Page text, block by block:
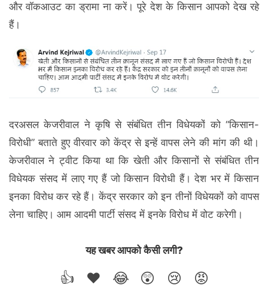
और वॉकआउट का ड्रामा ना करें। पूरे देश के किसान आपको देख रहे
हैं।
दरअसल केजरीवाल ने कृषि से संबंधित तीन विधेयकों को ‘‘किसान-
विरोधी” बताते हुए वीरवार को केंद्र से इन्हें वापस लेने की मांग की थी।
केजरीवाल ने ट्वीट किया था कि खेती और किसानों से संबंधित तीन
विधेयक संसद में लाए गए हैं जो किसान विरोधी हैं। देश भर में किसान
इनका विरोध कर रहे हैं। केंद्र सरकार को इन तीनों विधेयकों को वापस
लेना चाहिए। आम आदमी पार्टी संसद में इनके विरोध में वोट करेगी।
यह खबर आपको कैसी लगी?
👍 ❤️ 😂 😲 😢 😡